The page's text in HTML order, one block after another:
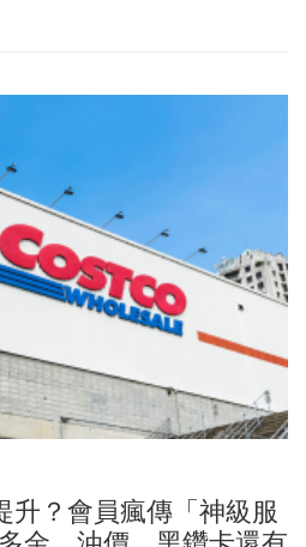
升？會員瘋傳「神級服